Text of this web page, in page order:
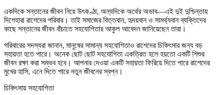
একদিকে সন্তানের জীবন নিয়ে উৎকণ্ঠা, অন্যদিকে অর্থের অভাব—এই দুই দুশ্চিন্তায়
দিশেহারা রাশেদের পরিবার। তাই সমাজের বিত্তবান, হৃদয়বান ও সামর্থ্যবান ব্যক্তিদের
কাছে সন্তানের জীবন বাঁচাতে সহযোগিতার আকুল আবেদন জানিয়েছেন তারা।
পরিবারের সদস্যরা জানান, মানুষের সামান্য সহযোগিতাও রাশেদের চিকিৎসার জন্য বড়
সহায়তা হতে পারে। অনেক ছোট ছোট সহযোগিতা একত্রিত হলে হয়তো একটি শিশুর
জীবন রক্ষা করা সম্ভব হবে। আপনার দেওয়া একটি সহায়তা ফিরিয়ে দিতে পারে রাশেদের
মুখের হাসি, এনে দিতে পারে নতুন জীবনের স্বপ্ন।
চিকিৎসায় সহযোগিতা